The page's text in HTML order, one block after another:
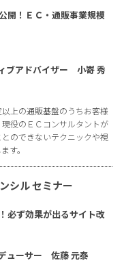
開！ＥＣ・通販事業規模
ブアドバイザー 小嵜 秀
上の通販基盤のうちお客様
役のＥＣコンサルタントが
のできないテクニックや視
す。
シル セミナー
必ず効果が出るサイト改
ューサー 佐藤 元泰